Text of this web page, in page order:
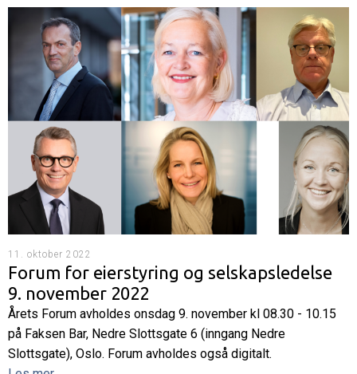
11. oktober 2022
Forum for eierstyring og selskapsledelse
9. november 2022
Årets Forum avholdes onsdag 9. november kl 08.30 - 10.15
på Faksen Bar, Nedre Slottsgate 6 (inngang Nedre
Slottsgate), Oslo. Forum avholdes også digitalt.